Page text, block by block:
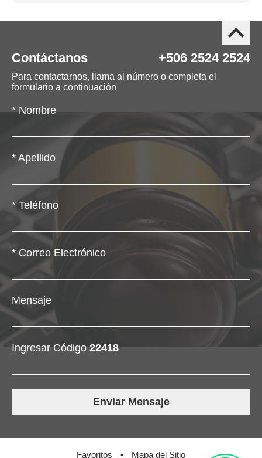
Contáctanos +506 2524 2524
Para contactarnos, llama al número o completa el
formulario a continuación
*Nombre
* Apellido
* Teléfono
* Correo Electrónico
Mensaje
Ingresar Código22418
Favoritos • Mapa del Sitio